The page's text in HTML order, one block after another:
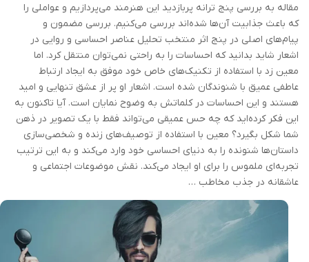
مقاله به بررسی پنج ترانه پربازدید این هنرمند می‌پردازیم و عواملی را
که باعث جذابیت آن‌ها شده‌اند بررسی می‌کنیم. بررسی مضمون و
پیام‌های اصلی در پنج اثر منتخب تحلیل عناصر احساسی و روایی در
اشعار شاید بدانید که احساسات را به راحتی نمی‌توان منتقل کرد. اما
معین زد با استفاده از تکنیک‌های خاص خود موفق به ایجاد ارتباط
عاطفی عمیق با شنوندگان شده است. اشعار او پر از عشق تنهایی و امید
هستند و این احساسات در کلماتش به وضوح نمایان است. آیا تاکنون به
این فکر کرده‌اید که چه حس عمیقی می‌تواند فقط با یک تصویر در ذهن
شما شکل بگیرد؟ معین با استفاده از توصیف‌های زنده و شخصی‌سازی
داستان‌ها شنونده را به دنیای احساسی خود وارد می‌کند و به این ترتیب
تجربه‌ای ملموس را برای او ایجاد می‌کند. نقش موضوعات اجتماعی و
عاشقانه در جذب مخاطب …